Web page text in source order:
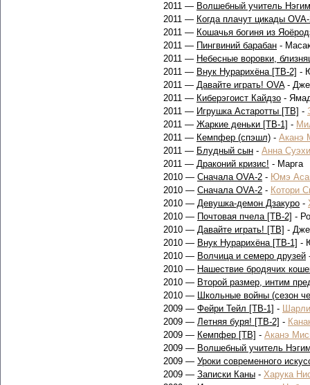
2011 — Волшебный учитель
2011 — Когда плачут цикады
2011 — Кошачья богиня из
2011 — Пингвиний барабан -
2011 — Небесные воровки,
2011 — Внук Нурарихёна [ТВ-2] -
2011 — Давайте играть! OVA-
2011 — Киберэгоист Кайдзо -
2011 — Игрушка Астаротты [ТВ] -
2011 — Жаркие деньки [ТВ-1] -
2011 — Кемпфер (спэшл) - Аканэ
2011 — Блудный сын - Анна
2011 — Драконий кризис! - Марга
2010 — Сначала OVA-2 - Юмэ
2010 — Сначала OVA-2 - Котори
2010 — Девушка-демон Дзакуро -
2010 — Почтовая пчела [ТВ-2] -
2010 — Давайте играть! [ТВ] -
2010 — Внук Нурарихёна [ТВ-1] -
2010 — Волчица и семеро друзей
2010 — Нашествие бродячих
2010 — Второй размер, интим
2010 — Школьные войны (сезон
2009 — Фейри Тейл [ТВ-1] - Шарли
2009 — Летняя буря! [ТВ-2] -
2009 — Кемпфер [ТВ] - Аканэ
2009 — Волшебный учитель
2009 — Уроки современного
2009 — Записки Каны - Харука